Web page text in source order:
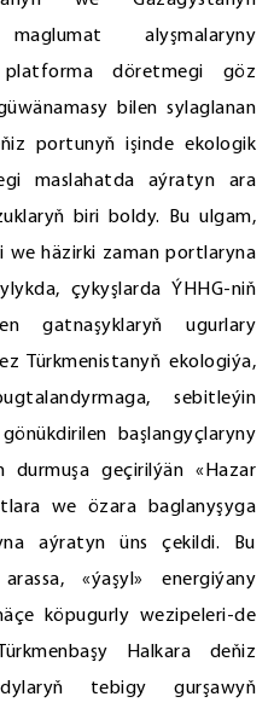
alyşmalaryny
platforma döretmegi göz
bilen sylaglanan
portunyň işinde ekologik
maslahatda aýratyn ara
biri boldy. Bu ulgam,
we häzirki zaman portlaryna
çykyşlarda ÝHHG-niň
gatnaşyklaryň ugurlary
Türkmenistanyň ekologiýa,
sebitleýin
başlangyçlaryny
durmuşa geçirilýän «Hazar
we özara baglanyşyga
aýratyn üns çekildi. Bu
«ýaşyl» energiýany
köpugurly wezipeleri-de
Halkara deňiz
tebigy gurşawyň